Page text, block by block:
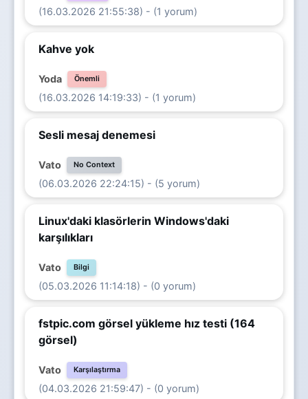
(16.03.2026 21:55:38) - (1 yorum)
Kahve yok
Yoda Önemli
(16.03.2026 14:19:33) - (1 yorum)
Sesli mesaj denemesi
Vato No Context
(06.03.2026 22:24:15) - (5 yorum)
Linux'daki klasörlerin Windows'daki
karşılıkları
Vato Bilgi
(05.03.2026 11:14:18) - (0 yorum)
fstpic.com görsel yükleme hız testi (164
görsel)
Vato Karşılaştırma
(04.03.2026 21:59:47) - (0 yorum)